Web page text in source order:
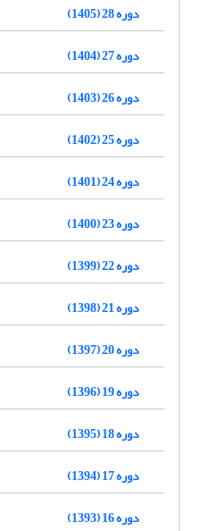
دوره 28 (1405)
دوره 27 (1404)
دوره 26 (1403)
دوره 25 (1402)
دوره 24 (1401)
دوره 23 (1400)
دوره 22 (1399)
دوره 21 (1398)
دوره 20 (1397)
دوره 19 (1396)
دوره 18 (1395)
دوره 17 (1394)
دوره 16 (1393)